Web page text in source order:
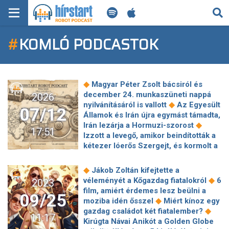
KERESÉS
KEZDŐLAP
FRISS HÍREK
TECH HÍREK
FILM-ZENE-SZÓRAKOZÁS
PLAYLIST
MI AZ A ROBOT PODCAST?
#KOMLÓ PODCASTOK
2026
07/12
17:51
◆ Magyar Péter Zsolt bácsiról és
december 24. munkaszüneti nappá
nyilvánításáról is vallott ◆ Az Egyesült
Államok és Irán újra egymást támadta,
Irán lezárja a Hormuzi-szorost ◆
Izzott a levegő, amikor beindították a
kétezer lóerős Szergejt, és kormolt a
4 órát alszik éjszakánként, és talán
tanárként dolgozna 8 év múlva
Vitézy Dávid nem a levegőbe beszélt:
augusztus 1-jén megnyílik a bezárt
vasútvonal ◆Meghalt Lindsey Graham
amerikai szenátor, Ukrajna egyik
2023
09/25
11:17
◆ Jákob Zoltán kifejtette a
véleményét a Kőgazdag fiatalokról ◆ 6
film, amiért érdemes lesz beülni a
moziba idén ősszel ◆ Miért kínoz egy
gazdag családot két fiatalember? ◆
Kirúgta Návai Anikót a Golden Globe